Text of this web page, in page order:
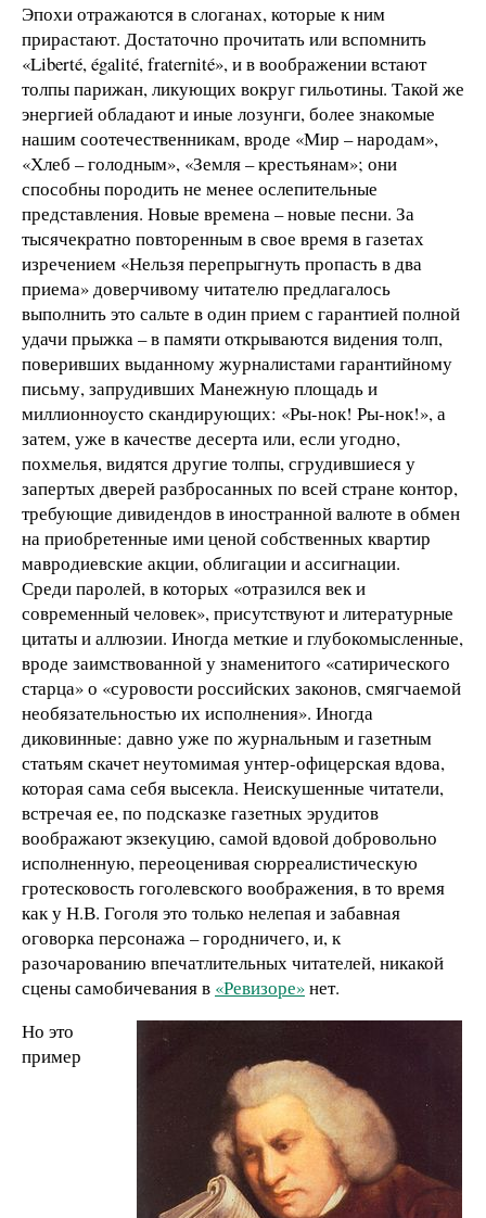
Эпохи отражаются в слоганах, которые к ним
прирастают. Достаточно прочитать или вспомнить
«Liberté, égalité, fraternité», и в воображении встают
толпы парижан, ликующих вокруг гильотины. Такой же
энергией обладают и иные лозунги, более знакомые
нашим соотечественникам, вроде «Мир – народам»,
«Хлеб – голодным», «Земля – крестьянам»; они
способны породить не менее ослепительные
представления. Новые времена – новые песни. За
тысячекратно повторенным в свое время в газетах
изречением «Нельзя перепрыгнуть пропасть в два
приема» доверчивому читателю предлагалось
выполнить это сальте в один прием с гарантией полной
удачи прыжка – в памяти открываются видения толп,
поверивших выданному журналистами гарантийному
письму, запрудивших Манежную площадь и
миллионноусто скандирующих: «Ры-нок! Ры-нок!», а
затем, уже в качестве десерта или, если угодно,
похмелья, видятся другие толпы, сгрудившиеся у
запертых дверей разбросанных по всей стране контор,
требующие дивидендов в иностранной валюте в обмен
на приобретенные ими ценой собственных квартир
мавродиевские акции, облигации и ассигнации.
Среди паролей, в которых «отразился век и
современный человек», присутствуют и литературные
цитаты и аллюзии. Иногда меткие и глубокомысленные,
вроде заимствованной у знаменитого «сатирического
старца» о «суровости российских законов, смягчаемой
необязательностью их исполнения». Иногда
диковинные: давно уже по журнальным и газетным
статьям скачет неутомимая унтер-офицерская вдова,
которая сама себя высекла. Неискушенные читатели,
встречая ее, по подсказке газетных эрудитов
воображают экзекуцию, самой вдовой добровольно
исполненную, переоценивая сюрреалистическую
гротесковость гоголевского воображения, в то время
как у Н.В. Гоголя это только нелепая и забавная
оговорка персонажа – городничего, и, к
разочарованию впечатлительных читателей, никакой
сцены самобичевания в «Ревизоре»нет.
Но это
пример